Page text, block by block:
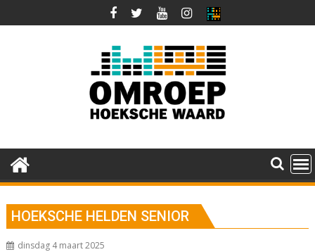
naar
HOEKSCHE HELDEN SENIOR
dinsdag 4 maart 2025